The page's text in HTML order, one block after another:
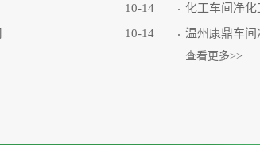
10-14
10-14
化工车间净化
温州康鼎车间
查看更多>>